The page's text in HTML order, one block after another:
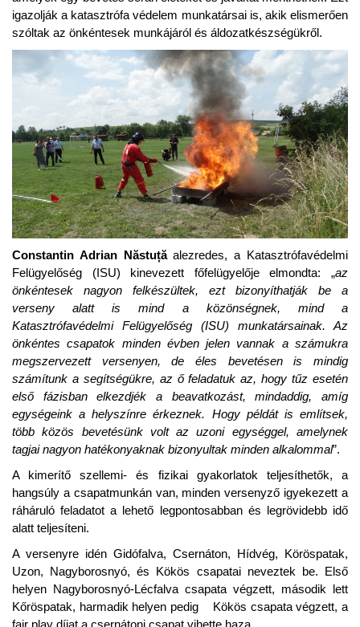
igazolják a katasztrófa védelem munkatársai is, akik elismerően
szóltak az önkéntesek munkájáról és áldozatkészségükről.
Constantin Adrian Năstuțăalezredes, a Katasztrófavédelmi
Felügyelőség (ISU) kinevezett főfelügyelője elmondta: „az
önkéntesek nagyon felkészültek, ezt bizonyíthatják be a
verseny alatt is mind a közönségnek, mind a
Katasztrófavédelmi Felügyelőség (ISU) munkatársainak. Az
önkéntes csapatok minden évben jelen vannak a számukra
megszervezett versenyen, de éles bevetésen is mindig
számítunk a segítségükre, az ő feladatuk az, hogy tűz esetén
első fázisban elkezdjék a beavatkozást, mindaddig, amíg
egységeink a helyszínre érkeznek. Hogy példát is említsek,
több közös bevetésünk volt az uzoni egységgel, amelynek
tagjai nagyon hatékonyaknak bizonyultak minden alkalommal”.
A kimerítő szellemi- és fizikai gyakorlatok teljesíthetők, a
hangsúly a csapatmunkán van, minden versenyző igyekezett a
ráháruló feladatot a lehető legpontosabban és legrövidebb idő
alatt teljesíteni.
A versenyre idén Gidófalva, Csernáton, Hídvég, Köröspatak,
Uzon, Nagyborosnyó, és Kökös csapatai neveztek be. Első
helyen Nagyborosnyó-Lécfalva csapata végzett, második lett
Kőröspatak, harmadik helyen pedig Kökös csapata végzett, a